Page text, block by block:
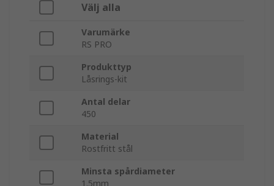
Välj alla
Varumärke
RS PRO
Produkttyp
Låsrings-kit
Antal delar
450
Material
Rostfritt stål
Minsta spårdiameter
1.5mm